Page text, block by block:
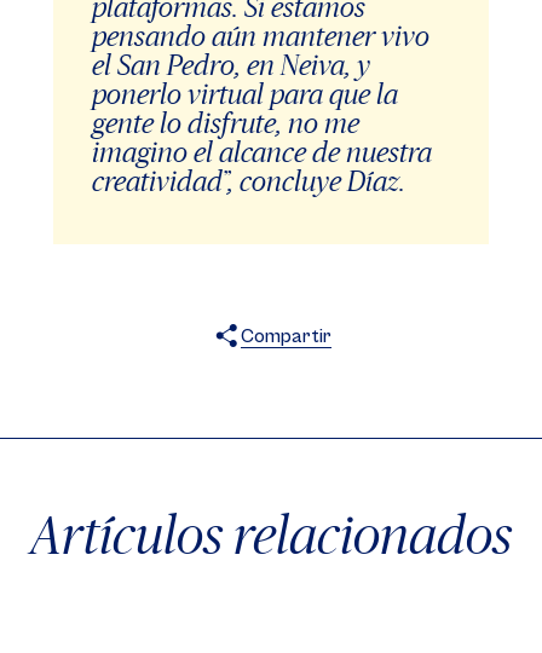
plataformas. Si estamos
pensando aún mantener vivo
el San Pedro, en Neiva, y
ponerlo virtual para que la
gente lo disfrute, no me
imagino el alcance de nuestra
creatividad”, concluye Díaz.
Compartir
Artículos relacionados